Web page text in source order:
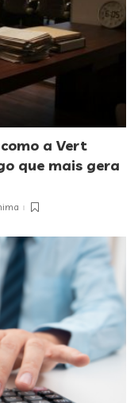
a Vert
que mais gera